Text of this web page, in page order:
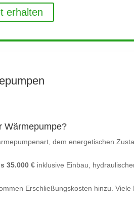
erhalten
Wärmepumpe?
dem energetischen
35.000 € inklusive Einbau,
Erschließungskosten hinzu. Viele